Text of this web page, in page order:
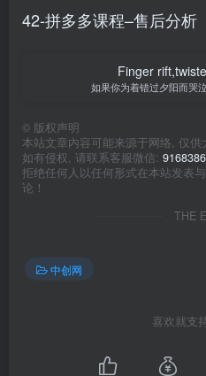
42-拼多多课程–售后分析
Finger
如果你为着错过夕阳而哭
© 版权声明
本站文章内容可能来源于网络, 仅供
如有侵权, 请联系客服微信:
拒绝任何人以任何形式在本站发表
论！
THE
中创网
喜欢就支